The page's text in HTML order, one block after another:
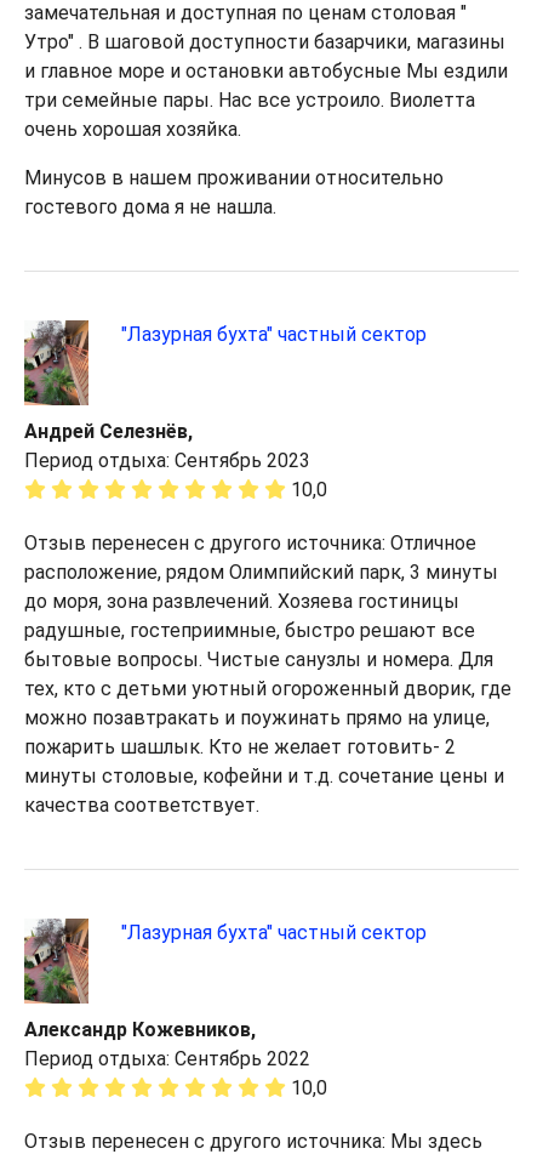
замечательная и доступная по ценам столовая "
Утро" . В шаговой доступности базарчики, магазины
и главное море и остановки автобусные Мы ездили
три семейные пары. Нас все устроило. Виолетта
очень хорошая хозяйка.
Минусов в нашем проживании относительно
гостевого дома я не нашла.
"Лазурная бухта" частный сектор
Андрей Селезнёв,
Период отдыха: Сентябрь 2023
10,0
Отзыв перенесен с другого источника: Отличное
расположение, рядом Олимпийский парк, 3 минуты
до моря, зона развлечений. Хозяева гостиницы
радушные, гостеприимные, быстро решают все
бытовые вопросы. Чистые санузлы и номера. Для
тех, кто с детьми уютный огороженный дворик, где
можно позавтракать и поужинать прямо на улице,
пожарить шашлык. Кто не желает готовить- 2
минуты столовые, кофейни и т.д. сочетание цены и
качества соответствует.
"Лазурная бухта" частный сектор
Александр Кожевников,
Период отдыха: Сентябрь 2022
10,0
Отзыв перенесен с другого источника: Мы здесь